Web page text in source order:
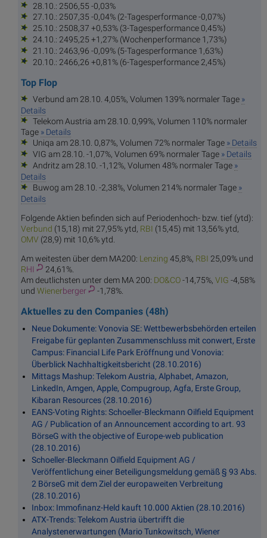
28.10.: 2506,55 -0,03%
27.10.: 2507,35 -0,04% (2-Tagesperformance -0,07%)
25.10.: 2508,37 +0,53% (3-Tagesperformance 0,45%)
24.10.: 2495,25 +1,27% (Wochenperformance 1,73%)
21.10.: 2463,96 -0,09% (5-Tagesperformance 1,63%)
20.10.: 2466,26 +0,81% (6-Tagesperformance 2,45%)
Top Flop
Verbund am 28.10. 4,05%, Volumen 139% normaler Tage »
Details
Telekom Austria am 28.10. 0,99%, Volumen 110% normaler
Tage » Details
Uniqa am 28.10. 0,87%, Volumen 72% normaler Tage » Details
VIG am 28.10. -1,07%, Volumen 69% normaler Tage » Details
Andritz am 28.10. -1,12%, Volumen 48% normaler Tage »
Details
Buwog am 28.10. -2,38%, Volumen 214% normaler Tage »
Details
Folgende Aktien befinden sich auf Periodenhoch- bzw. tief (ytd):
Verbund (15,18) mit 27,95% ytd, RBI (15,45) mit 13,56% ytd,
OMV (28,9) mit 10,6% ytd.
Am weitesten über dem MA200: Lenzing 45,8%, RBI 25,09% und
RHI
24,61%.
Am deutlichsten unter dem MA 200: DO&CO-14,75%, VIG -4,58%
und Wienerberger -1,78%.
Aktuelles zu den Companies (48h)
Neue Dokumente: Vonovia SE: Wettbewerbsbehörden erteilen
Freigabe für geplanten Zusammenschluss mit conwert, Erste
Campus: Financial Life Park Eröffnung und Vonovia:
Überblick Nachhaltigkeitsbericht (28.10.2016)
Mittags Mashup: Telekom Austria, Alphabet, Amazon,
LinkedIn, Amgen, Apple, Compugroup, Agfa, Erste Group,
Kibaran Resources (28.10.2016)
EANS-Voting Rights: Schoeller-Bleckmann Oilfield Equipment
AG / Publication of an Announcement according to art. 93
BörseG with the objective of Europe-web publication
(28.10.2016)
Schoeller-Bleckmann Oilfield Equipment AG /
Veröffentlichung einer Beteiligungsmeldung gemäß § 93 Abs.
2 BörseG mit dem Ziel der europaweiten Verbreitung
(28.10.2016)
Inbox: Immofinanz-Held kauft 10.000 Aktien (28.10.2016)
ATX-Trends: Telekom Austria übertrifft die
Analystenerwartungen (Mario Tunkowitsch, Wiener